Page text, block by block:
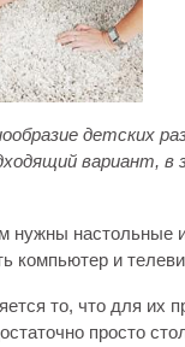
детских
вариант,
нужны настольные
компьютер и
то, что для их
просто